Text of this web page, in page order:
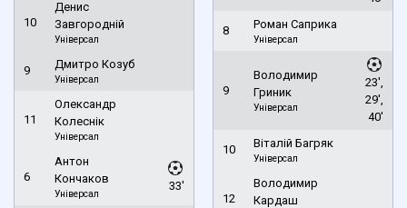
10
Денис
Завгородній
Універсал
9 Дмитро Козуб
Універсал
11
Олександр
Колеснік
Універсал
6
Антон
Кончаков
Універсал
33'
8 Роман Саприка
Універсал
9
Володимир
Гриник
Універсал
23',
29',
40'
10 Віталій Багряк
Універсал
12
Володимир
Кардаш